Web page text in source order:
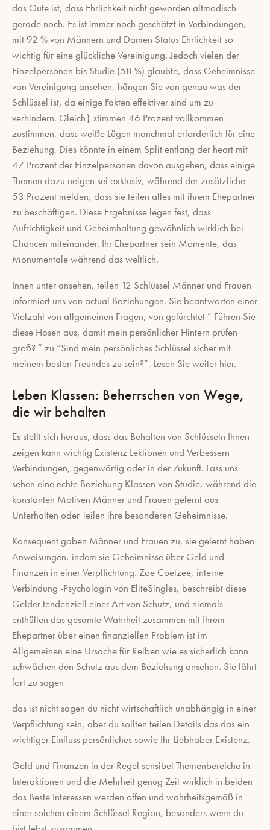
das Gute ist, dass Ehrlichkeit nicht geworden altmodisch
gerade noch. Es ist immer noch geschätzt in Verbindungen,
mit 92 % von Männern und Damen Status Ehrlichkeit so
wichtig für eine glückliche Vereinigung. Jedoch vielen der
Einzelpersonen bis Studie (58 %) glaubte, dass Geheimnisse
von Vereinigung ansehen, hängen Sie von genau was der
Schlüssel ist, da einige Fakten effektiver sind um zu
verhindern. Gleich} stimmen 46 Prozent vollkommen
zustimmen, dass weiße Lügen manchmal erforderlich für eine
Beziehung. Dies könnte in einem Split entlang der heart mit
47 Prozent der Einzelpersonen davon ausgehen, dass einige
Themen dazu neigen sei exklusiv, während der zusätzliche
53 Prozent melden, dass sie teilen alles mit ihrem Ehepartner
zu beschäftigen. Diese Ergebnisse legen fest, dass
Aufrichtigkeit und Geheimhaltung gewöhnlich wirklich bei
Chancen miteinander. Ihr Ehepartner sein Momente, das
Monumentale während das weltlich.
Innen unter ansehen, teilen 12 Schlüssel Männer und Frauen
informiert uns von actual Beziehungen. Sie beantworten einer
Vielzahl von allgemeinen Fragen, von gefürchtet ” Führen Sie
diese Hosen aus, damit mein persönlicher Hintern prüfen
groß? ” zu “Sind mein persönliches Schlüssel sicher mit
meinem besten Freundes zu sein?”. Lesen Sie weiter hier.
Leben Klassen: Beherrschen von Wege,
die wir behalten
Es stellt sich heraus, dass das Behalten von Schlüsseln Ihnen
zeigen kann wichtig Existenz Lektionen und Verbessern
Verbindungen, gegenwärtig oder in der Zukunft. Lass uns
sehen eine echte Beziehung Klassen von Studie, während die
konstanten Motiven Männer und Frauen gelernt aus
Unterhalten oder Teilen ihre besonderen Geheimnisse.
Konsequent gaben Männer und Frauen zu, sie gelernt haben
Anweisungen, indem sie Geheimnisse über Geld und
Finanzen in einer Verpflichtung. Zoe Coetzee, interne
Verbindung -Psychologin von EliteSingles, beschreibt diese
Gelder tendenziell einer Art von Schutz, und niemals
enthüllen das gesamte Wahrheit zusammen mit Ihrem
Ehepartner über einen finanziellen Problem ist im
Allgemeinen eine Ursache für Reiben wie es sicherlich kann
schwächen den Schutz aus dem Beziehung ansehen. Sie fährt
fort zu sagen
das ist nicht sagen du nicht wirtschaftlich unabhängig in einer
Verpflichtung sein, aber du sollten teilen Details das das ein
wichtiger Einfluss persönliches sowie Ihr Liebhaber Existenz.
Geld und Finanzen in der Regel sensibel Themenbereiche in
Interaktionen und die Mehrheit genug Zeit wirklich in beiden
das Beste Interessen werden offen und wahrheitsgemäß in
einer solchen einem Schlüssel Region, besonders wenn du